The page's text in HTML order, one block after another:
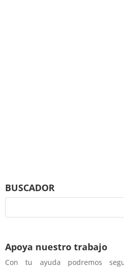
BUSCADOR
Apoya nuestro trabajo
Con tu ayuda podremos